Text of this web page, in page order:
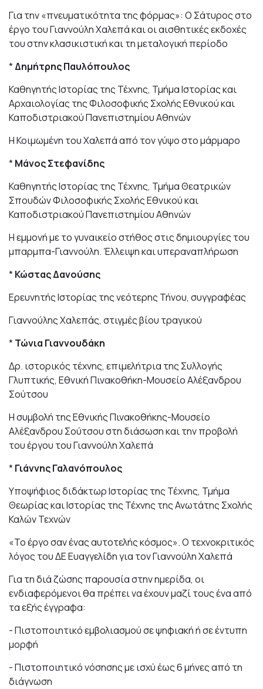
Για την «πνευματικότητα της φόρμας»: Ο Σάτυρος στο
έργο του Γιαννούλη Χαλεπά και οι αισθητικές εκδοχές
του στην κλασικιστική και τη μεταλογική περίοδο
*Δημήτρης Παυλόπουλος
Καθηγητής Ιστορίας της Τέχνης, Τμήμα Ιστορίας και
Αρχαιολογίας της Φιλοσοφικής Σχολής Εθνικού και
Καποδιστριακού Πανεπιστημίου Αθηνών
Η Κοιμωμένη του Χαλεπά από τον γύψο στο μάρμαρο
*Μάνος Στεφανίδης
Καθηγητής Ιστορίας της Τέχνης, Τμήμα Θεατρικών
Σπουδών Φιλοσοφικής Σχολής Εθνικού και
Καποδιστριακού Πανεπιστημίου Αθηνών
Η εμμονή με το γυναικείο στήθος στις δημιουργίες του
μπαρμπα-Γιαννούλη. Έλλειψη και υπεραναπλήρωση
*Κώστας Δανούσης
Ερευνητής Ιστορίας της νεότερης Τήνου, συγγραφέας
Γιαννούλης Χαλεπάς, στιγμές βίου τραγικού
*Τώνια Γιαννουδάκη
Δρ. ιστορικός τέχνης, επιμελήτρια της Συλλογής
Γλυπτικής, Εθνική Πινακοθήκη-Μουσείο Αλέξανδρου
Σούτσου
Η συμβολή της Εθνικής Πινακοθήκης-Μουσείο
Αλέξανδρου Σούτσου στη διάσωση και την προβολή
του έργου του Γιαννούλη Χαλεπά
*Γιάννης Γαλανόπουλος
Υποψήφιος διδάκτωρ Ιστορίας της Τέχνης, Τμήμα
Θεωρίας και Ιστορίας της Τέχνης της Ανωτάτης Σχολής
Καλών Τεχνών
«Το έργο σαν ένας αυτοτελής κόσμος». Ο τεχνοκριτικός
λόγος του ΔΕ Ευαγγελίδη για τον Γιαννούλη Χαλεπά
Για τη διά ζώσης παρουσία στην ημερίδα, οι
ενδιαφερόμενοι θα πρέπει να έχουν μαζί τους ένα από
τα εξής έγγραφα:
- Πιστοποιητικό εμβολιασμού σε ψηφιακή ή σε έντυπη
μορφή
- Πιστοποιητικό νόσησης με ισχύ έως 6 μήνες από τη
διάγνωση